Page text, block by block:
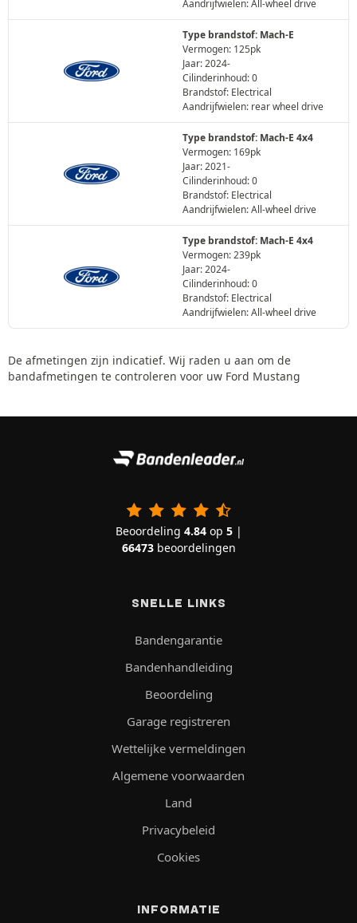
Aandrijfwielen: All-wheel drive
Type brandstof: Mach-E
Vermogen: 125pk
Jaar: 2024-
Cilinderinhoud: 0
Brandstof: Electrical
Aandrijfwielen: rear wheel drive
Type brandstof: Mach-E 4x4
Vermogen: 169pk
Jaar: 2021-
Cilinderinhoud: 0
Brandstof: Electrical
Aandrijfwielen: All-wheel drive
Type brandstof: Mach-E 4x4
Vermogen: 239pk
Jaar: 2024-
Cilinderinhoud: 0
Brandstof: Electrical
Aandrijfwielen: All-wheel drive
De afmetingen zijn indicatief. Wij raden u aan om de
bandafmetingen te controleren voor uw Ford Mustang
Beoordeling 4.84op 5|
66473beoordelingen
SNELLE LINKS
Bandengarantie
Bandenhandleiding
Beoordeling
Garage registreren
Wettelijke vermeldingen
Algemene voorwaarden
Land
Privacybeleid
Cookies
INFORMATIE